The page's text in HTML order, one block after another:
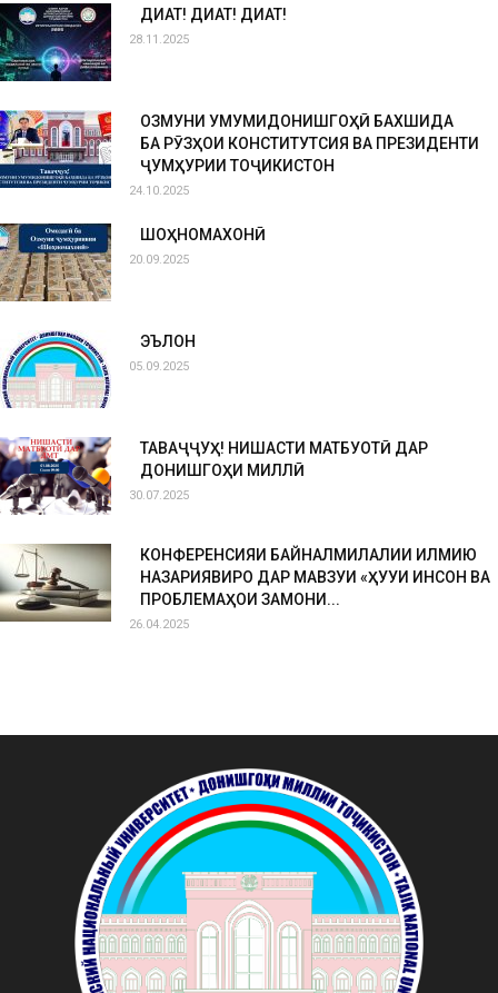
ДИҚҚАТ! ДИҚҚАТ! ДИҚҚАТ!
28.11.2025
ОЗМУНИ УМУМИДОНИШГОҲӢ БАХШИДА
БА РӮЗҲОИ КОНСТИТУТСИЯ ВА ПРЕЗИДЕНТИ
ҶУМҲУРИИ ТОҶИКИСТОН
24.10.2025
ШОҲНОМАХОНӢ
20.09.2025
ЭЪЛОН
05.09.2025
ТАВАҶҶУҲ! НИШАСТИ МАТБУОТӢ ДАР
ДОНИШГОҲИ МИЛЛӢ
30.07.2025
КОНФЕРЕНСИЯИ БАЙНАЛМИЛАЛИИ ИЛМИЮ
НАЗАРИЯВИРО ДАР МАВЗУИ «ҲУҚУҚИ ИНСОН ВА
ПРОБЛЕМАҲОИ ЗАМОНИ...
26.04.2025